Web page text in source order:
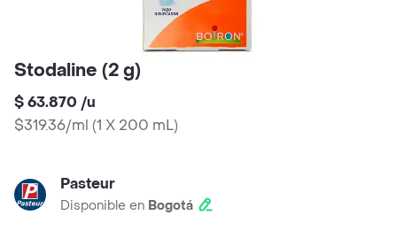
Stodaline (2 g)
$ 63.870 /u
$319.36/ml (1 X 200 mL)
Pasteur
Disponible en Bogotá